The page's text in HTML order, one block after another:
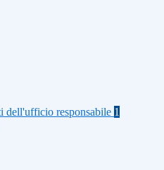
dell'ufficio responsabile 1